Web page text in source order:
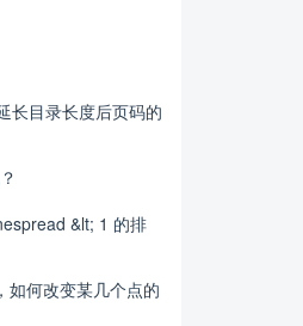
长目录长度后页码的
&lt; 1 的排
如何改变某几个点的